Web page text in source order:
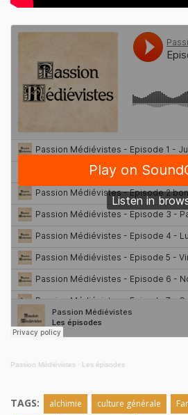
Passion Médiévistes · Les épisodes
TAGS: alchimie culture générale